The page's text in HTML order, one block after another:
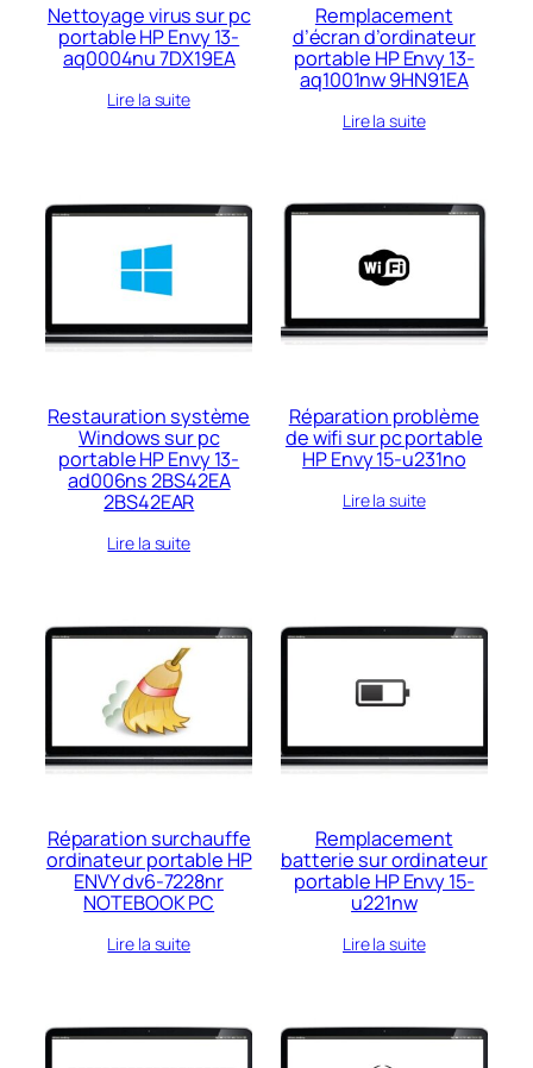
Nettoyage virus sur pc
portable HP Envy 13-
aq0004nu 7DX19EA
Lire la suite
Remplacement
d’écran d’ordinateur
portable HP Envy 13-
aq1001nw 9HN91EA
Lire la suite
Restauration système
Windows sur pc
portable HP Envy 13-
ad006ns 2BS42EA
2BS42EAR
Lire la suite
Réparation problème
de wifi sur pc portable
HP Envy 15-u231no
Lire la suite
Réparation surchauffe
ordinateur portable HP
ENVY dv6-7228nr
NOTEBOOK PC
Lire la suite
Remplacement
batterie sur ordinateur
portable HP Envy 15-
u221nw
Lire la suite